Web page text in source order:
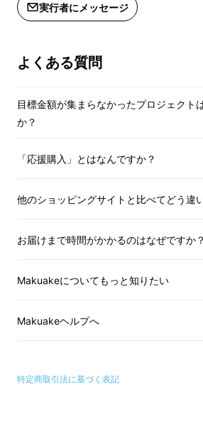
証まで行っており、NaGaMoの
しくお願いいたします。
かず注ぐの
できるので、コルクを抜くこと
いときにすぐ飲めます。
実行者にメッセージ
よくある質問
目標金額が集まらなかったプロジェクト
か？
「応援購入」とはなんですか？
他のショッピングサイトと比べてどう違
お届けまで時間がかかるのはなぜですか？
Makuakeについてもっと知りたい
Makuakeヘルプへ
特定商取引法に基づく表記